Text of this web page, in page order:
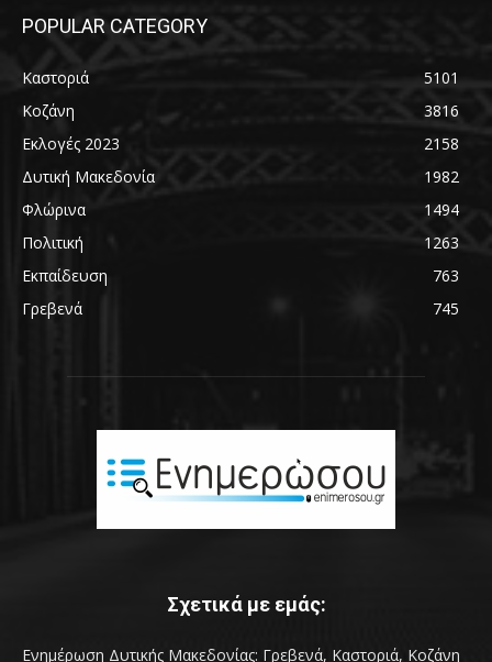
POPULAR CATEGORY
Καστοριά
5101
Κοζάνη
3816
Εκλογές 2023
2158
Δυτική Μακεδονία
1982
Φλώρινα
1494
Πολιτική
1263
Εκπαίδευση
763
Γρεβενά
745
Σχετικά με εμάς:
Ενημέρωση Δυτικής Μακεδονίας: Γρεβενά, Καστοριά, Κοζάνη